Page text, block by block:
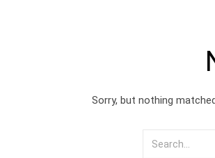
Sorry, but nothing